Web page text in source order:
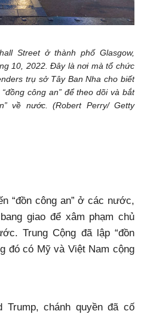
Street ở thành phố Glasgow,
10, 2022. Đây là nơi mà tổ chức
trụ sở Tây Ban Nha cho biết
công an” để theo dõi và bắt
về nước. (Robert Perry/ Getty
“đồn công an” ở các nước,
giao để xâm phạm chủ
Trung Cộng đã lập “đồn
đó có Mỹ và Việt Nam cộng
Trump, chánh quyền đã cố